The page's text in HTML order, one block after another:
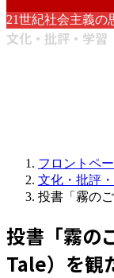
21世紀社会主義の
文化・批評・学習
フロントペ
文化・批評
投書「霧の
投書「霧の
Tale）を観